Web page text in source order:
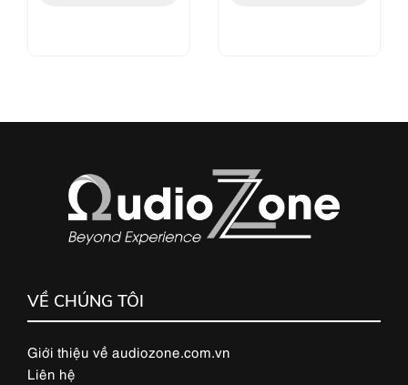
VỀ CHÚNG TÔI
Giới thiệu về audiozone.com.vn
Liên hệ